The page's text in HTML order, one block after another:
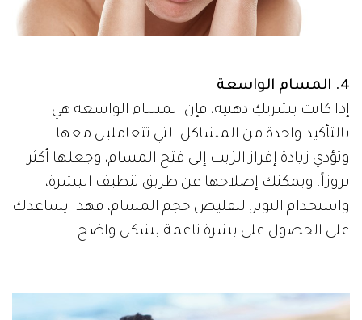
4. المسام الواسعة
إذا كانت بشرتكِ دهنية، فإن المسام الواسعة هي
بالتأكيد واحدة من المشاكل التي تتعاملين معها.
وتؤدي زيادة إفراز الزيت إلى فتح المسام، وجعلها أكثر
بروزاً. ويمكنك إصلاحها عن طريق تنظيف البشرة،
واستخدام التونر، لتقليص حجم المسام، فهذا يساعدك
على الحصول على بشرة ناعمة بشكل واضح.